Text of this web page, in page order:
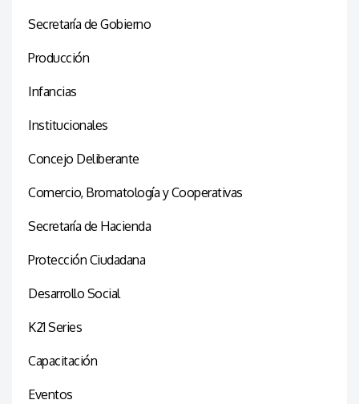
Secretaría de Gobierno
Producción
Infancias
Institucionales
Concejo Deliberante
Comercio, Bromatología y Cooperativas
Secretaría de Hacienda
Protección Ciudadana
Desarrollo Social
K21 Series
Capacitación
Eventos